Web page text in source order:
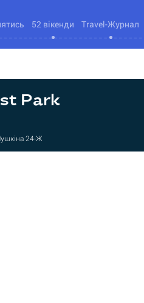
52 вікенди Travel-Журнал
Park
24-Ж